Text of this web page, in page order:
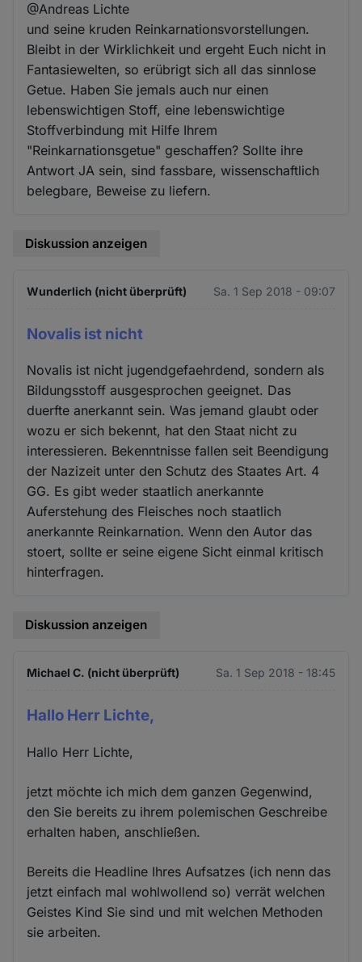
@Andreas Lichte
und seine kruden Reinkarnationsvorstellungen.
Bleibt in der Wirklichkeit und ergeht Euch nicht in
Fantasiewelten, so erübrigt sich all das sinnlose
Getue. Haben Sie jemals auch nur einen
lebenswichtigen Stoff, eine lebenswichtige
Stoffverbindung mit Hilfe Ihrem
"Reinkarnationsgetue" geschaffen? Sollte ihre
Antwort JA sein, sind fassbare, wissenschaftlich
belegbare, Beweise zu liefern.
Diskussion anzeigen
Wunderlich (nicht überprüft) Sa. 1 Sep 2018 - 09:07
Novalis ist nicht
Novalis ist nicht jugendgefaehrdend, sondern als
Bildungsstoff ausgesprochen geeignet. Das
duerfte anerkannt sein. Was jemand glaubt oder
wozu er sich bekennt, hat den Staat nicht zu
interessieren. Bekenntnisse fallen seit Beendigung
der Nazizeit unter den Schutz des Staates Art. 4
GG. Es gibt weder staatlich anerkannte
Auferstehung des Fleisches noch staatlich
anerkannte Reinkarnation. Wenn den Autor das
stoert, sollte er seine eigene Sicht einmal kritisch
hinterfragen.
Diskussion anzeigen
Michael C. (nicht überprüft) Sa. 1 Sep 2018 - 18:45
Hallo Herr Lichte,
Hallo Herr Lichte,
jetzt möchte ich mich dem ganzen Gegenwind,
den Sie bereits zu ihrem polemischen Geschreibe
erhalten haben, anschließen.
Bereits die Headline Ihres Aufsatzes (ich nenn das
jetzt einfach mal wohlwollend so) verrät welchen
Geistes Kind Sie sind und mit welchen Methoden
sie arbeiten.